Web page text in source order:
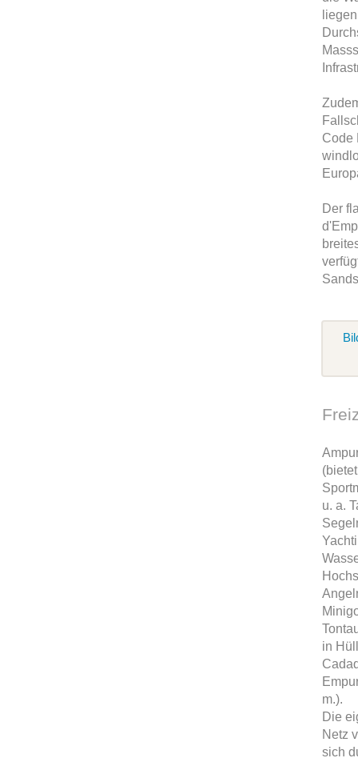
Code
Der
u. a.
in
m.).
Die
Netz
sich